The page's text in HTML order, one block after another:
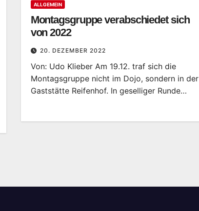
ALLGEMEIN
Montagsgruppe verabschiedet sich
von 2022
20. DEZEMBER 2022
Von: Udo Klieber Am 19.12. traf sich die
Montagsgruppe nicht im Dojo, sondern in der
Gaststätte Reifenhof. In geselliger Runde…